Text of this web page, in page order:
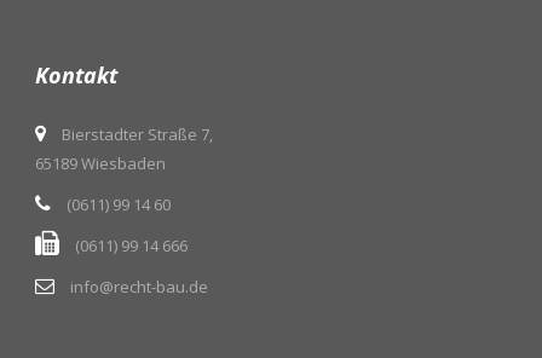
Kontakt
Bierstadter Straße 7,
65189 Wiesbaden
(0611) 99 14 60
(0611) 99 14 666
info@recht-bau.de